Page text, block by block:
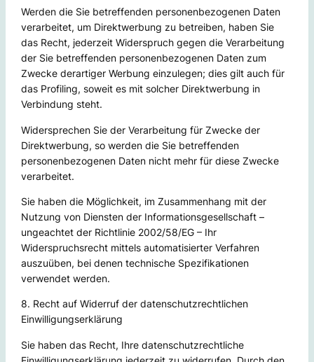
Werden die Sie betreffenden personenbezogenen Daten
verarbeitet, um Direktwerbung zu betreiben, haben Sie
das Recht, jederzeit Widerspruch gegen die Verarbeitung
der Sie betreffenden personenbezogenen Daten zum
Zwecke derartiger Werbung einzulegen; dies gilt auch für
das Profiling, soweit es mit solcher Direktwerbung in
Verbindung steht.
Widersprechen Sie der Verarbeitung für Zwecke der
Direktwerbung, so werden die Sie betreffenden
personenbezogenen Daten nicht mehr für diese Zwecke
verarbeitet.
Sie haben die Möglichkeit, im Zusammenhang mit der
Nutzung von Diensten der Informationsgesellschaft –
ungeachtet der Richtlinie 2002/58/EG – Ihr
Widerspruchsrecht mittels automatisierter Verfahren
auszuüben, bei denen technische Spezifikationen
verwendet werden.
8. Recht auf Widerruf der datenschutzrechtlichen
Einwilligungserklärung
Sie haben das Recht, Ihre datenschutzrechtliche